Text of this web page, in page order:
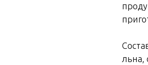
льна,